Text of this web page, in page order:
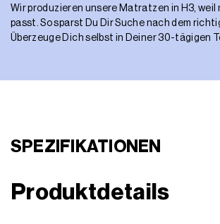
Wir produzieren unsere Matratzen in H3,
passt. So sparst Du Dir Suche nach dem
Überzeuge Dich selbst in Deiner 30-tägigen
SPEZIFIKATIONEN
Produktdetails